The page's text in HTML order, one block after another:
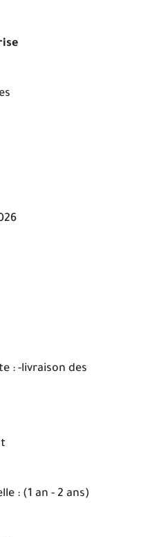
: -livraison des
: (1 an - 2 ans)